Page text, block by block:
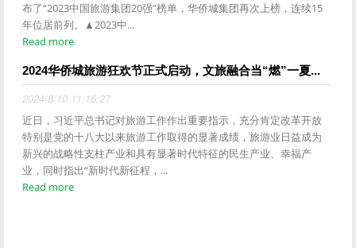
布了“2023中国旅游集团20强”榜单，华侨城集团再次上榜，连续15
年位居前列。▲2023中...
Read more
2024华侨城旅游狂欢节正式启动，文旅融合当“燃”一夏...
2024/8/10 11:16:27
近日，习近平总书记对旅游工作作出重要指示，充分肯定改革开放
特别是党的十八大以来旅游工作取得的显著成绩，旅游业日益成为
新兴的战略性支柱产业和具有显著时代特征的民生产业、幸福产
业，同时指出“新时代新征程，...
Read more